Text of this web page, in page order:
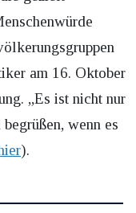
am 16. Oktober
„Es ist nicht nur
wenn es
).